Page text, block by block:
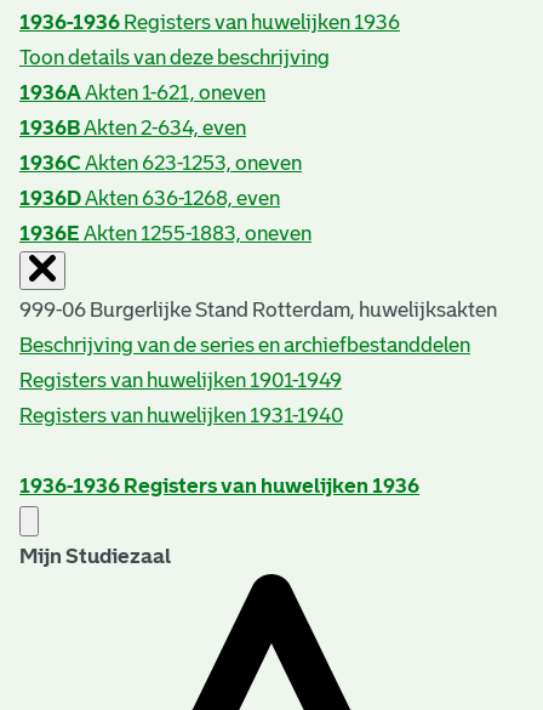
1936-1936 Registers van huwelijken 1936
Toon details van deze beschrijving
1936AAkten 1-621, oneven
1936BAkten 2-634, even
1936CAkten 623-1253, oneven
1936DAkten 636-1268, even
1936E Akten 1255-1883, oneven
999-06 Burgerlijke Stand Rotterdam, huwelijksakten
Beschrijving van de series en archiefbestanddelen
Registers van huwelijken 1901-1949
Registers van huwelijken 1931-1940
1936-1936 Registers van huwelijken 1936
Mijn Studiezaal